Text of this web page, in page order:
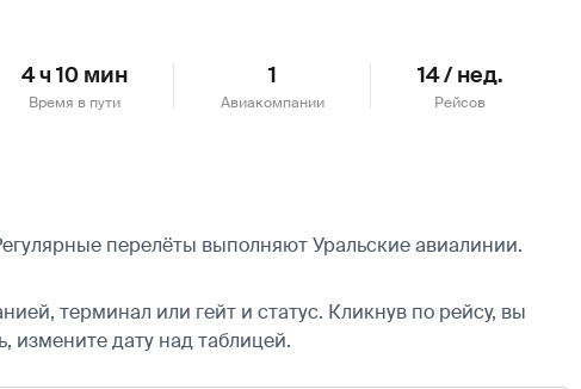
4 ч 10 мин
Время в пути
1
Авиакомпании
14 / нед.
Рейсов
перелёты выполняют Уральские авиалинии.
терминал или гейт и статус. Кликнув по рейсу, вы
измените дату над таблицей.